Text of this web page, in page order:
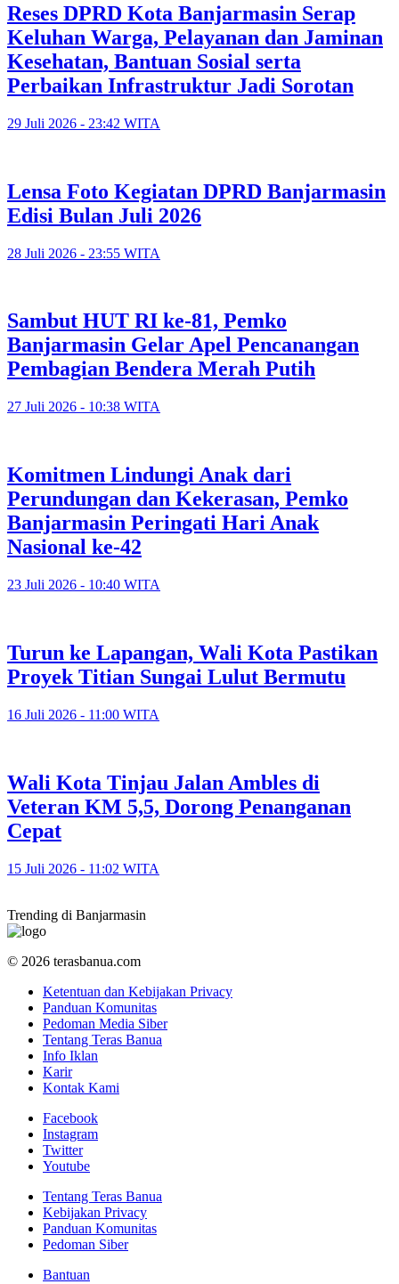
Reses DPRD Kota Banjarmasin Serap
Keluhan Warga, Pelayanan dan Jaminan
Kesehatan, Bantuan Sosial serta
Perbaikan Infrastruktur Jadi Sorotan
29 Juli 2026 - 23:42 WITA
Lensa Foto Kegiatan DPRD Banjarmasin
Edisi Bulan Juli 2026
28 Juli 2026 - 23:55 WITA
Sambut HUT RI ke-81, Pemko
Banjarmasin Gelar Apel Pencanangan
Pembagian Bendera Merah Putih
27 Juli 2026 - 10:38 WITA
Komitmen Lindungi Anak dari
Perundungan dan Kekerasan, Pemko
Banjarmasin Peringati Hari Anak
Nasional ke-42
23 Juli 2026 - 10:40 WITA
Turun ke Lapangan, Wali Kota Pastikan
Proyek Titian Sungai Lulut Bermutu
16 Juli 2026 - 11:00 WITA
​Wali Kota Tinjau Jalan Ambles di
Veteran KM 5,5, Dorong Penanganan
Cepat
15 Juli 2026 - 11:02 WITA
Trending di Banjarmasin
© 2026 terasbanua.com
Ketentuan dan Kebijakan Privacy
Panduan Komunitas
Pedoman Media Siber
Tentang Teras Banua
Info Iklan
Karir
Kontak Kami
Facebook
Instagram
Twitter
Youtube
Tentang Teras Banua
Kebijakan Privacy
Panduan Komunitas
Pedoman Siber
Bantuan